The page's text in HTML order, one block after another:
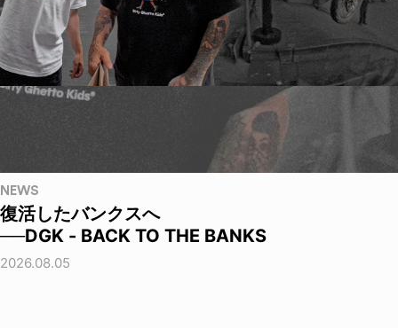
NEWS
復活したバンクスへ
──DGK - BACK TO THE BANKS
2026.08.05